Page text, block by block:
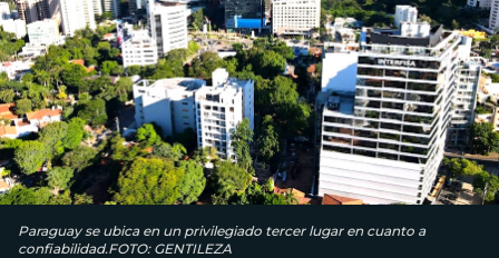
Paraguay se ubica en un privilegiado tercer lugar en cuanto a
confiabilidad.FOTO: GENTILEZA